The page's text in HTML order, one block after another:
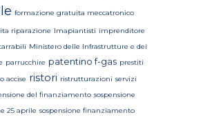
formazione gratuita meccatronico
riparazione Imapiantisti imprenditore
Ministero delle Infrastrutture e dei
parrucchire patentino f-gas prestiti
accise ristori ristrutturazioni servizi
del finanziamento sospensione
25 aprile sospensione finanziamento